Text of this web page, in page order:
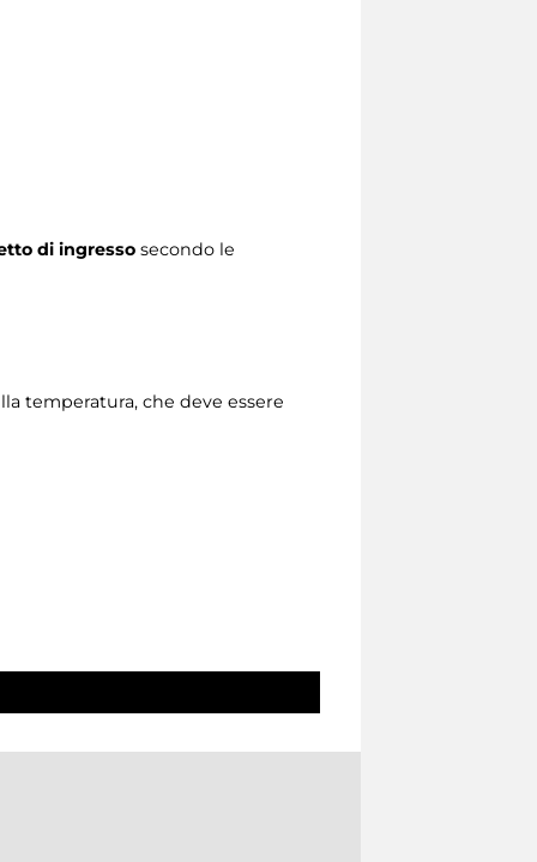
di ingresso secondo le
temperatura, che deve essere